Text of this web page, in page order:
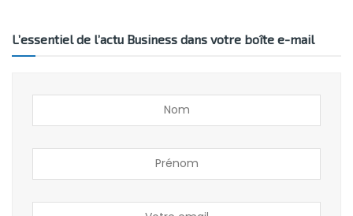
L’essentiel de l’actu Business dans votre boîte e-mail